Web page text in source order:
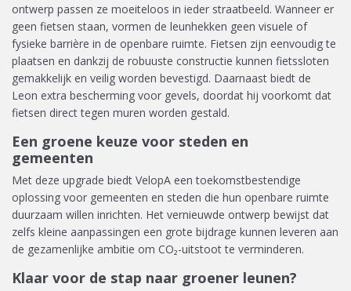
ontwerp passen ze moeiteloos in ieder straatbeeld. Wanneer er
geen fietsen staan, vormen de leunhekken geen visuele of
fysieke barrière in de openbare ruimte. Fietsen zijn eenvoudig te
plaatsen en dankzij de robuuste constructie kunnen fietssloten
gemakkelijk en veilig worden bevestigd. Daarnaast biedt de
Leon extra bescherming voor gevels, doordat hij voorkomt dat
fietsen direct tegen muren worden gestald.
Een groene keuze voor steden en
gemeenten
Met deze upgrade biedt VelopA een toekomstbestendige
oplossing voor gemeenten en steden die hun openbare ruimte
duurzaam willen inrichten. Het vernieuwde ontwerp bewijst dat
zelfs kleine aanpassingen een grote bijdrage kunnen leveren aan
de gezamenlijke ambitie om CO₂-uitstoot te verminderen.
Klaar voor de stap naar groener leunen?